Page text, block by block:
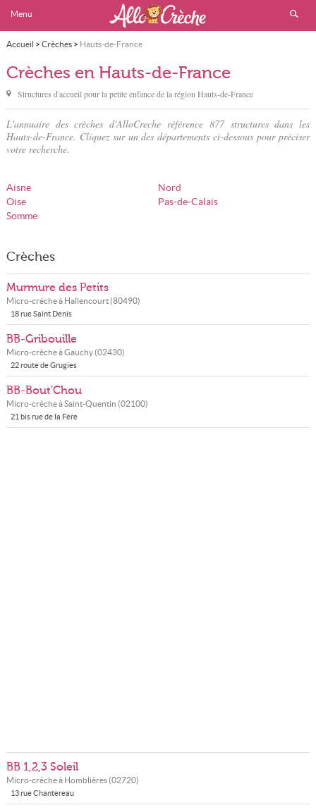
Menu
Accueil > Crèches> Hauts-de-France
Crèches en Hauts-de-France
Structures d'accueil pour la petite enfance de la région Hauts-de-France
L'annuaire des crèches d'AlloCreche référence 877 structures dans les
Hauts-de-France. Cliquez sur un des départements ci-dessous pour préciser
votre recherche.
Aisne
Nord
Oise
Pas-de-Calais
Somme
Crèches
Murmure des Petits
Micro-crèche à Hallencourt(80490)
18 rue Saint Denis
BB-Gribouille
Micro-crèche àGauchy(02430)
22 route de Grugies
BB-Bout'Chou
Micro-crèche àSaint-Quentin (02100)
21 bis rue de la Fère
BB 1,2,3 Soleil
Micro-crèche à Homblières(02720)
13 rue Chantereau